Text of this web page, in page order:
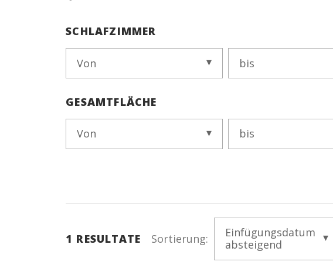
SCHLAFZIMMER
Von bis
GESAMTFLÄCHE
Von bis
1 RESULTATE Sortierung:
Einfügungsdatum
absteigend